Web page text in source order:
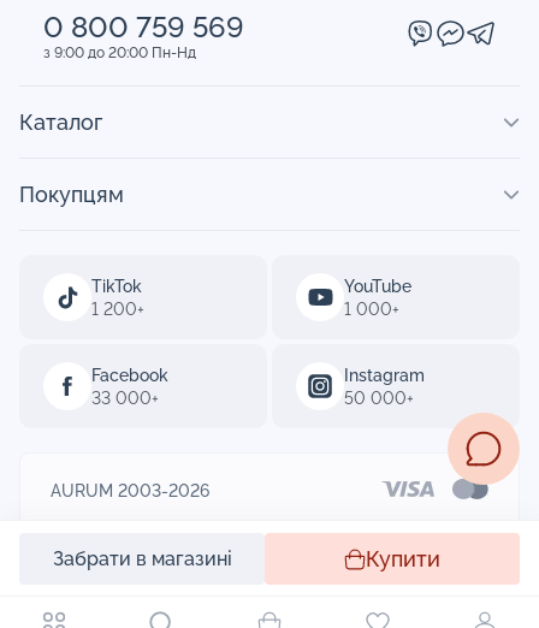
Забрати в магазині Купити
0 800 759 569
з 9:00 до 20:00 Пн-Нд
TikTok
1 200+
YouTube
1 000+
Facebook
33 000+
Instagram
50 000+
Каталог
Покупцям
AURUM 2003-2026